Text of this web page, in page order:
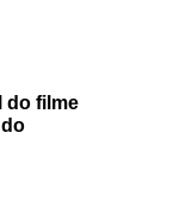
do filme